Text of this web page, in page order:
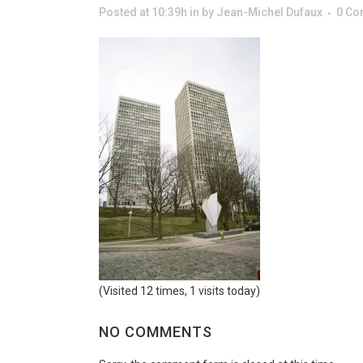
Posted at 10:39h in by Jean-Michel Dufaux 0
(Visited 12 times, 1 visits today)
NO COMMENTS